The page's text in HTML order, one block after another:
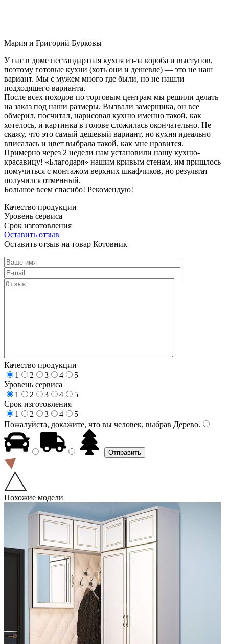
Мария и Григорий Бурковы
У нас в доме нестандартная кухня из-за короба и выступов,
поэтому готовые кухни (хоть они и дешевле) — это не наш
вариант. Мы с мужем много где были, но не нашли
подходящего варианта.
После всех походов по торговым центрам мы решили делать
на заказ под наши размеры. Вызвали замерщика, он все
обмерил, посчитал, нарисовал кухню именно такой, как
хотелось, и картинка в голове сложилась окончательно. Не
скажу, что это самый дешевый вариант, но кухня идеально
вписалась и цвет выбрала такой, как мне нравится.
Примерно через 2 недели нам установили нашу кухню-
красавицу! «Благодаря» нашим кривым стенам, им пришлось
помучиться с монтажом верхних шкафчиков, но результат
получился отменный.
Большое всем спасибо! Рекомендую!
Качество продукции
Уровень сервиса
Срок изготовления
Оставить отзыв
Оставить отзыв на товар Котовник
Качество продукции
1
2 3 4
5
Уровень сервиса
1
2 3 4
5
Срок изготовления
1
2 3 4
5
Пожалуйста, докажите, что вы человек, выбрав Дерево.
Похожие модели